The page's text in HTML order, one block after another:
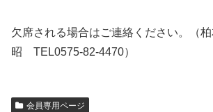
欠席される場合はご連絡ください。（
昭 TEL0575-82-4470）
会員専用ページ